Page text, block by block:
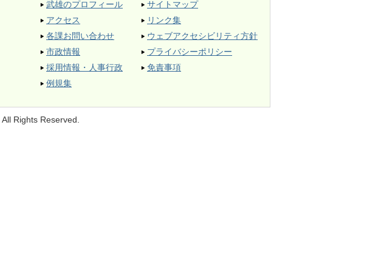
武雄のプロフィール
アクセス
各課お問い合わせ
市政情報
採用情報・人事行政
例規集
サイトマップ
リンク集
ウェブアクセシビリティ方針
プライバシーポリシー
免責事項
All Rights Reserved.